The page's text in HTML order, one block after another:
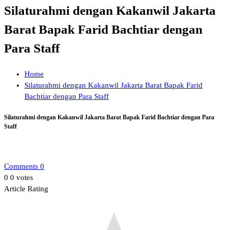
Silaturahmi dengan Kakanwil Jakarta
Barat Bapak Farid Bachtiar dengan
Para Staff
Home
Silaturahmi dengan Kakanwil Jakarta Barat Bapak Farid
Bachtiar dengan Para Staff
Silaturahmi dengan Kakanwil Jakarta Barat Bapak Farid Bachtiar dengan Para
Staff
Comments 0
0 0 votes
Article Rating